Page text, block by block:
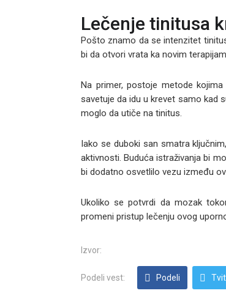
Lečenje tinitusa
Pošto znamo da se intenzitet
bi da otvori vrata ka novim
Na primer, postoje metode
savetuje da idu u krevet samo kad
moglo da utiče na tinitus.
Iako se duboki san smatra
aktivnosti. Buduća istraživanja bi
bi dodatno osvetlilo vezu između
Ukoliko se potvrdi da mozak
promeni pristup lečenju ovog
Izvor:
Podeli vest: Podeli